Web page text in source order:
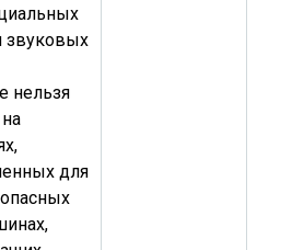
звуковых
нельзя
для